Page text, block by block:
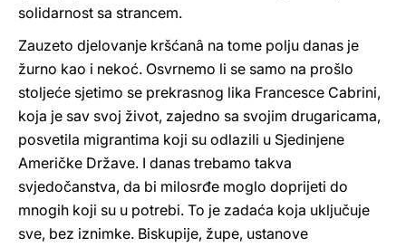
solidarnost sa strancem.
Zauzeto djelovanje kršćanâ na tome polju danas je
žurno kao i nekoć. Osvrnemo li se samo na prošlo
stoljeće sjetimo se prekrasnog lika Francesce Cabrini,
koja je sav svoj život, zajedno sa svojim drugaricama,
posvetila migrantima koji su odlazili u Sjedinjene
Američke Države. I danas trebamo takva
svjedočanstva, da bi milosrđe moglo doprijeti do
mnogih koji su u potrebi. To je zadaća koja uključuje
sve, bez iznimke. Biskupije, župe, ustanove